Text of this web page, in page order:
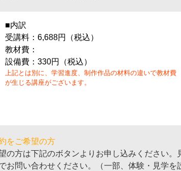
■内訳
受講料：6,688円（税込）
教材費：
設備費：330円（税込）
上記とは別に、学習進度、制作作品の材料の違いで教材費
が生じる講座がございます。
をご希望の方
の方は下記のボタンよりお申し込みください。
お問い合わせください。（一部、体験・見学を